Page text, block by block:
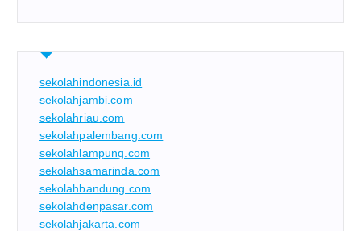
sekolahindonesia.id
sekolahjambi.com
sekolahriau.com
sekolahpalembang.com
sekolahlampung.com
sekolahsamarinda.com
sekolahbandung.com
sekolahdenpasar.com
sekolahjakarta.com